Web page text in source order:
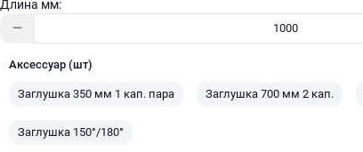
Длина мм:
Аксессуар (шт)
Заглушка 350 мм 1 кап. пара Заглушка 700 мм 2 кап.
Заглушка 150°/180°